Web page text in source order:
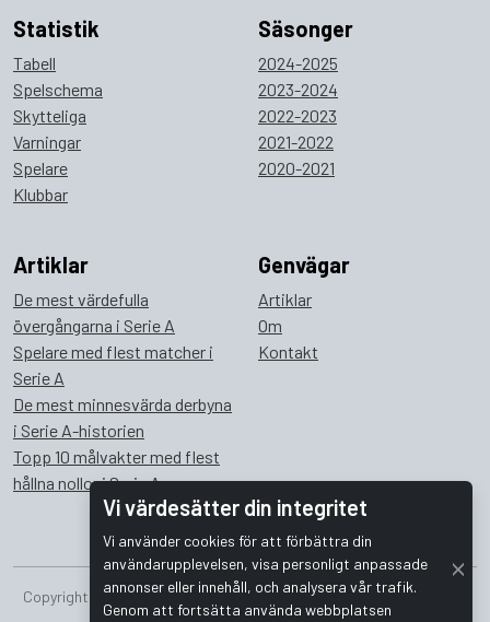
Vi värdesätter din integritet
Vi använder cookies för att förbättra din
användarupplevelsen, visa personligt anpassade
annonser eller innehåll, och analysera vår trafik.
Genom att fortsätta använda webbplatsen
Statistik
Tabell
Spelschema
Skytteliga
Varningar
Spelare
Klubbar
Säsonger
2024-2025
2023-2024
2022-2023
2021-2022
2020-2021
Artiklar
De mest värdefulla
övergångarna i Serie A
Spelare med flest matcher i
Serie A
De mest minnesvärda derbyna
i Serie A-historien
Topp 10 målvakter med flest
hållna nollor i Serie A
Genvägar
Artiklar
Om
Kontakt
Copyright © 2026 Bombus Interactive i Sverige AB. Alla rättigheter